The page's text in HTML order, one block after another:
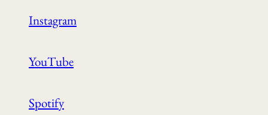
Instagram
YouTube
Spotify